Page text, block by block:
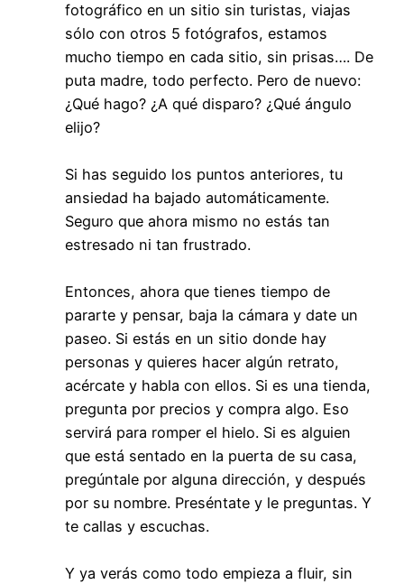
fotográfico en un sitio sin turistas, viajas
sólo con otros 5 fotógrafos, estamos
mucho tiempo en cada sitio, sin prisas…. De
puta madre, todo perfecto. Pero de nuevo:
¿Qué hago? ¿A qué disparo? ¿Qué ángulo
elijo?
Si has seguido los puntos anteriores, tu
ansiedad ha bajado automáticamente.
Seguro que ahora mismo no estás tan
estresado ni tan frustrado.
Entonces, ahora que tienes tiempo de
pararte y pensar, baja la cámara y date un
paseo. Si estás en un sitio donde hay
personas y quieres hacer algún retrato,
acércate y habla con ellos. Si es una tienda,
pregunta por precios y compra algo. Eso
servirá para romper el hielo. Si es alguien
que está sentado en la puerta de su casa,
pregúntale por alguna dirección, y después
por su nombre. Preséntate y le preguntas. Y
te callas y escuchas.
Y ya verás como todo empieza a fluir, sin